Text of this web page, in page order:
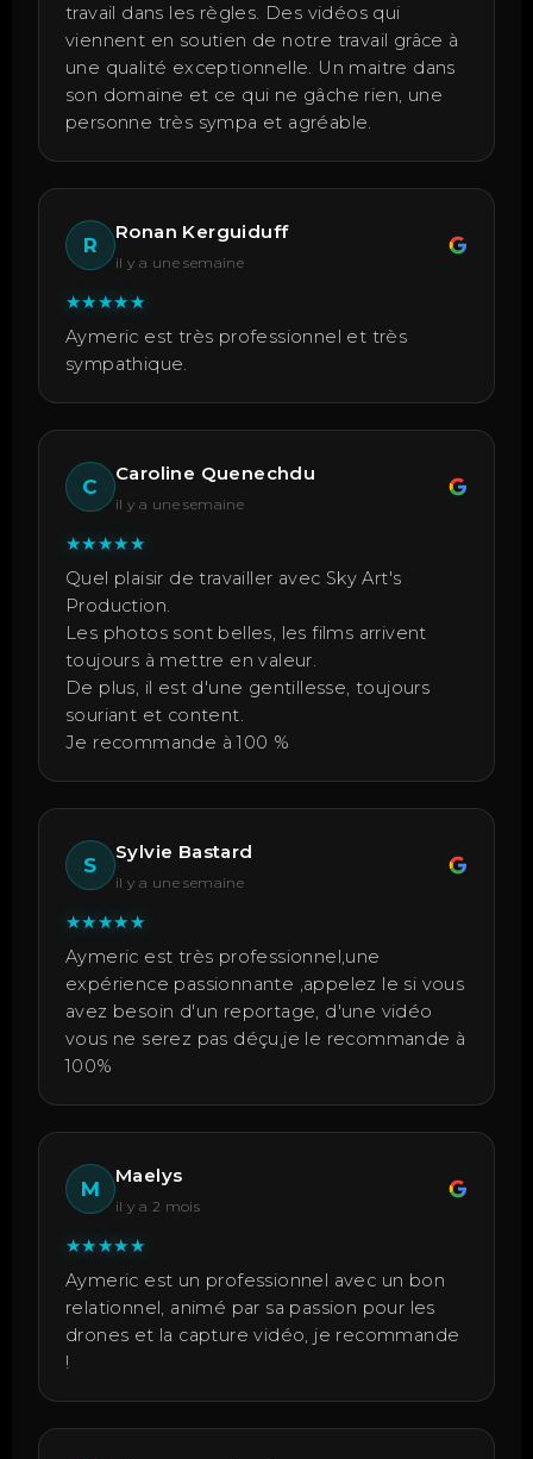
travail dans les règles. Des vidéos qui
viennent en soutien de notre travail grâce à
une qualité exceptionnelle. Un maitre dans
son domaine et ce qui ne gâche rien, une
personne très sympa et agréable.
R
Ronan Kerguiduff
il y a une semaine
★★★★★
Aymeric est très professionnel et très
sympathique.
C
Caroline Quenechdu
il y a une semaine
★★★★★
Quel plaisir de travailler avec Sky Art's
Production.
Les photos sont belles, les films arrivent
toujours à mettre en valeur.
De plus, il est d'une gentillesse, toujours
souriant et content.
Je recommande à 100 %
S
Sylvie Bastard
il y a une semaine
★★★★★
Aymeric est très professionnel,une
expérience passionnante ,appelez le si vous
avez besoin d'un reportage, d'une vidéo
vous ne serez pas déçu,je le recommande à
100%
M
Maelys
il y a 2 mois
★★★★★
Aymeric est un professionnel avec un bon
relationnel, animé par sa passion pour les
drones et la capture vidéo, je recommande
!